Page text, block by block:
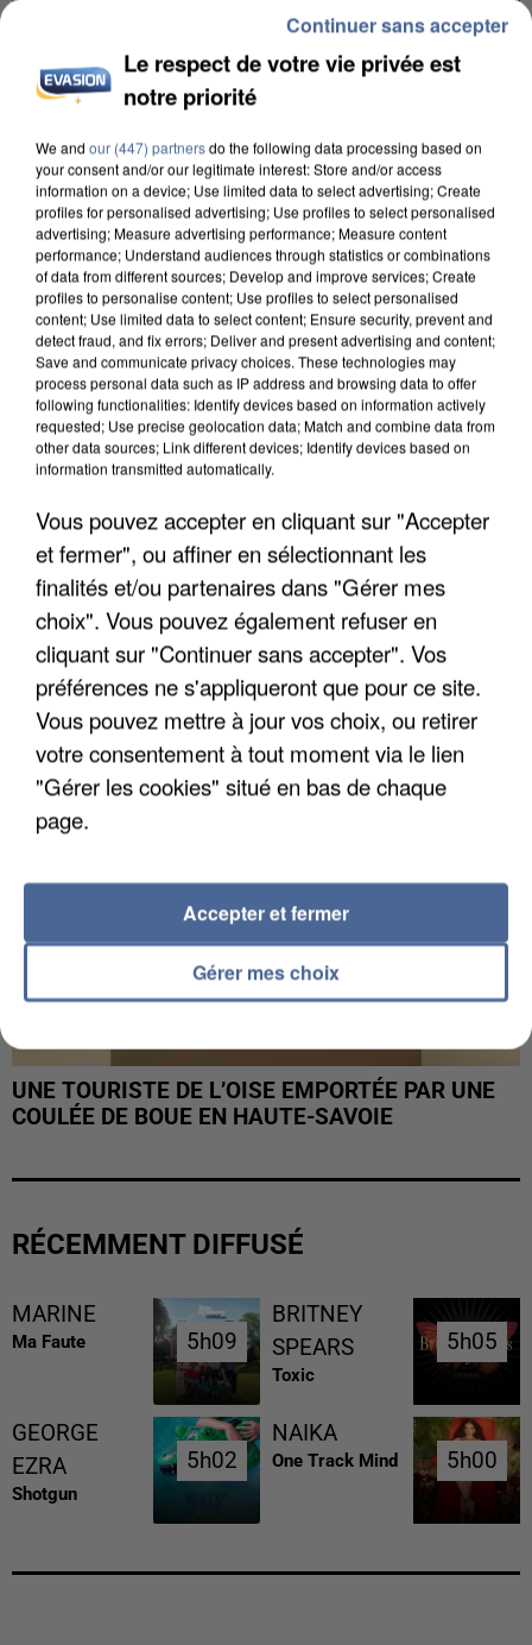
L’UN DES FONDATEURS SUPPOSÉS DE LA DZ
MAFIA INTERPELLÉ EN ALGÉRIE
UN SECOND CADRE DE LA DZ MAFIA
INTERPELLÉ EN ALGÉRIE
UNE TOURISTE DE L’OISE EMPORTÉE PAR UNE
COULÉE DE BOUE EN HAUTE-SAVOIE
RÉCEMMENT DIFFUSÉ
MARINE
Ma Faute 5h09
5h09
BRITNEY
SPEARS
Toxic
5h05
5h05
GEORGE
EZRA
Shotgun
5h02
5h02
NAIKA
One Track Mind 5h00
5h00
Le respect de votre vie privée est
notre priorité
We and our (447) partnersdo the following data processing based on
your consent and/or our legitimate interest: Store and/or access
information on a device; Use limited data to select advertising; Create
profiles for personalised advertising; Use profiles to select personalised
advertising; Measure advertising performance; Measure content
performance; Understand audiences through statistics or combinations
of data from different sources; Develop and improve services; Create
profiles to personalise content; Use profiles to select personalised
content; Use limited data to select content; Ensure security, prevent and
detect fraud, and fix errors; Deliver and present advertising and content;
Save and communicate privacy choices. These technologies may
process personal data such as IP address and browsing data to offer
following functionalities: Identify devices based on information actively
requested; Use precise geolocation data; Match and combine data from
other data sources; Link different devices; Identify devices based on
information transmitted automatically.
Vous pouvez accepter en cliquant sur "Accepter
et fermer", ou affiner en sélectionnant les
finalités et/ou partenaires dans "Gérer mes
choix". Vous pouvez également refuser en
cliquant sur "Continuer sans accepter". Vos
préférences ne s'appliqueront que pour ce site.
Vous pouvez mettre à jour vos choix, ou retirer
votre consentement à tout moment via le lien
"Gérer les cookies" situé en bas de chaque
page.
Gérer mes choix
Accepter et fermer
Continuer sans accepter